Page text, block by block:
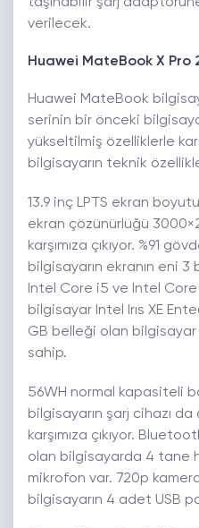
taşınabilir şarj
verilecek.
Huawei MateBook X Pro
Huawei MateBook
serinin bir önceki
yükseltilmiş özelliklerle
bilgisayarın teknik
13.9 inç LPTS ekran
ekran çözünürlüğü
karşımıza çıkıyor. %91
bilgisayarın ekranın eni
Intel Core i5 ve Intel
bilgisayar Intel Irıs XE
GB belleği olan bilgisayar
sahip.
56WH normal kapasiteli
bilgisayarın şarj cihazı
karşımıza çıkıyor.
olan bilgisayarda 4 tane
mikrofon var. 720p
bilgisayarın 4 adet USB